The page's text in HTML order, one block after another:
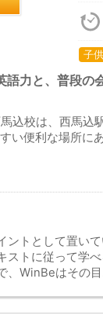
子
語力と、普段の
込校は、西馬込
い便利な場所に
ントとして置い
ストに従って学
、WinBeはその